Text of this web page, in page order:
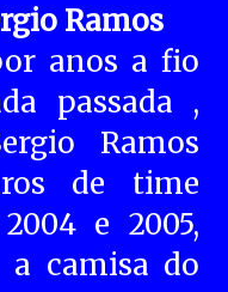
Ramos
anos a fio
passada ,
Ramos
de time
e 2005,
a camisa do